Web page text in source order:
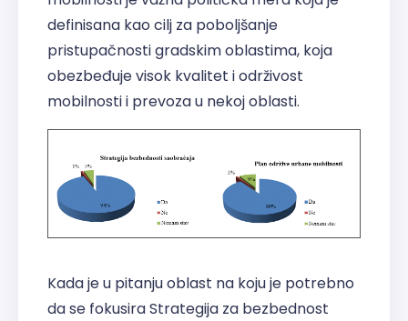
definisana kao cilj za poboljšanje
pristupačnosti gradskim oblastima, koja
obezbeđuje visok kvalitet i održivost
mobilnosti i prevoza u nekoj oblasti.
Kada je u pitanju oblast na koju je potrebno
da se fokusira Strategija za bezbednost